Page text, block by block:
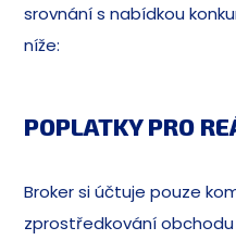
srovnání s nabídkou
níže:
POPLATKY PRO
Broker si účtuje pouze
zprostředkování